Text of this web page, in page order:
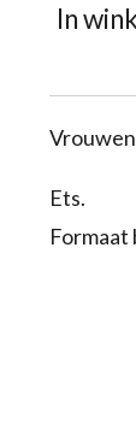
In
Ets.
Formaat